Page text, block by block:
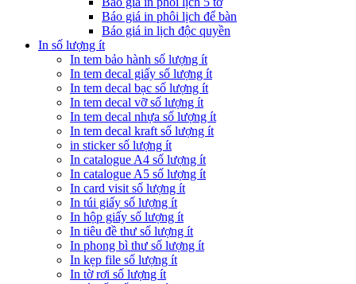
Báo giá in phôi lịch để bàn
Báo giá in lịch độc quyền
In số lượng ít
In tem bảo hành số lượng ít
In tem decal giấy số lượng ít
In tem decal bạc số lượng ít
In tem decal vỡ số lượng ít
In tem decal nhựa số lượng ít
In tem decal kraft số lượng ít
in sticker số lượng ít
In catalogue A4 số lượng ít
In catalogue A5 số lượng ít
In card visit số lượng ít
In túi giấy số lượng ít
In hộp giấy số lượng ít
In tiêu đề thư số lượng ít
In phong bì thư số lượng ít
In kẹp file số lượng ít
In tờ rơi số lượng ít